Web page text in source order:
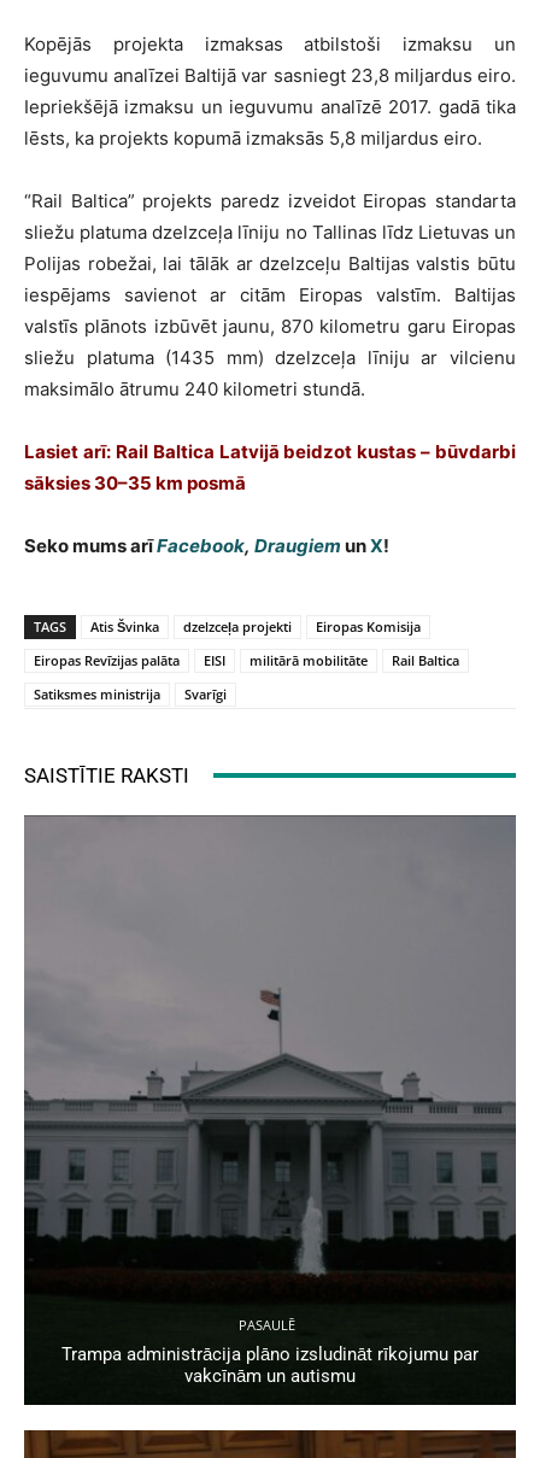
Kopējās projekta izmaksas atbilstoši izmaksu un
ieguvumu analīzei Baltijā var sasniegt 23,8 miljardus eiro.
Iepriekšējā izmaksu un ieguvumu analīzē 2017. gadā tika
lēsts, ka projekts kopumā izmaksās 5,8 miljardus eiro.
“Rail Baltica” projekts paredz izveidot Eiropas standarta
sliežu platuma dzelzceļa līniju no Tallinas līdz Lietuvas un
Polijas robežai, lai tālāk ar dzelzceļu Baltijas valstis būtu
iespējams savienot ar citām Eiropas valstīm. Baltijas
valstīs plānots izbūvēt jaunu, 870 kilometru garu Eiropas
sliežu platuma (1435 mm) dzelzceļa līniju ar vilcienu
maksimālo ātrumu 240 kilometri stundā.
Lasiet arī: Rail Baltica Latvijā beidzot kustas – būvdarbi
sāksies 30–35 km posmā
Seko mums arīFacebook, Draugiem unX!
TAGS Atis Švinka dzelzceļa projekti
Eiropas Komisija
Eiropas Revīzijas palāta
EISI militārā mobilitāte
Rail Baltica
Satiksmes ministrija
Svarīgi
SAISTĪTIE RAKSTI
PASAULĒ
Trampa administrācija plāno izsludināt rīkojumu par
vakcīnām un autismu